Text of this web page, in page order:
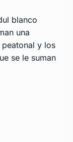
blanco
una
y los
se le suman